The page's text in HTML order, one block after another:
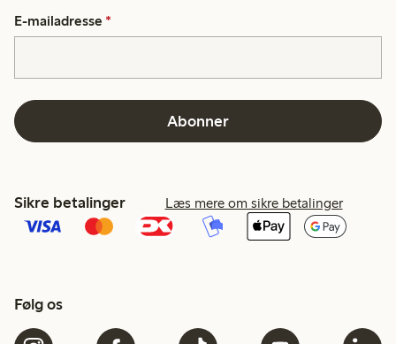
E-mailadresse *
Abonner
Sikre betalinger Læs mere om sikre betalinger
Følg os